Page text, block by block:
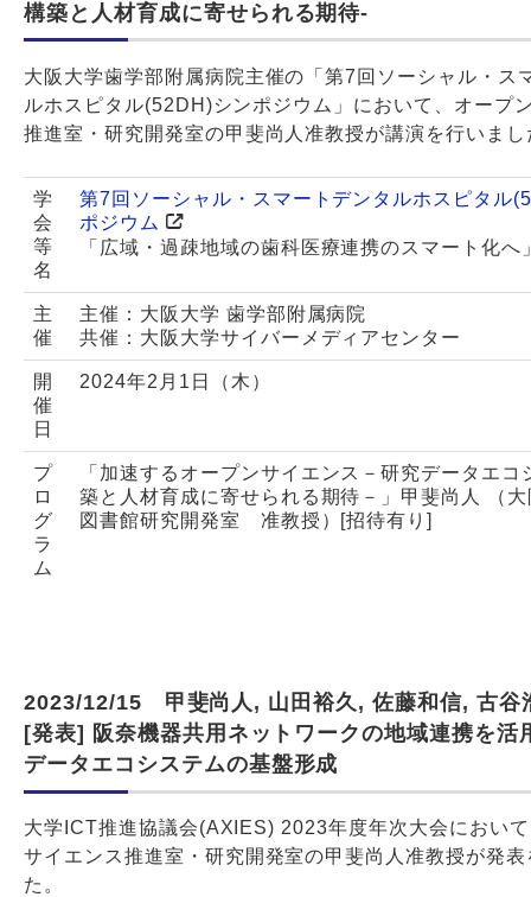
構築と人材育成に寄せられる期待-
大阪大学歯学部附属病院主催の「第7回ソーシャル・ス
ルホスピタル(52DH)シンポジウム」において、オープ
推進室・研究開発室の甲斐尚人准教授が講演を行いまし
学
会
等
名
第7回ソーシャル・スマートデンタルホスピタル
ポジウム
「広域・過疎地域の歯科医療連携のスマート化へ
主
催
主催：大阪大学 歯学部附属病院
共催：大阪大学サイバーメディアセンター
開
催
日
2024年2月1日（木）
プ
ロ
グ
ラ
ム
「加速するオープンサイエンス－研究データエコ
築と人材育成に寄せられる期待－」甲斐尚人 （
図書館研究開発室 准教授）[招待有り]
2023/12/15 甲斐尚人, 山田裕久, 佐藤和信, 古谷
[発表] 阪奈機器共用ネットワークの地域連携を活
データエコシステムの基盤形成
大学ICT推進協議会(AXIES) 2023年度年次大会におい
サイエンス推進室・研究開発室の甲斐尚人准教授が発
た。